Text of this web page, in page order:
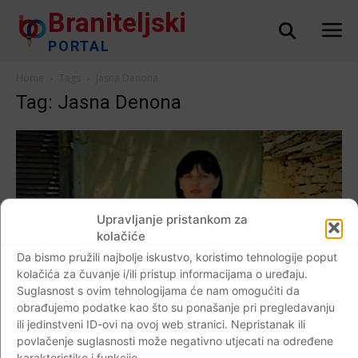
Upravljanje pristankom za
kolačiće
Da bismo pružili najbolje iskustvo, koristimo tehnologije poput
kolačića za čuvanje i/ili pristup informacijama o uređaju.
Suglasnost s ovim tehnologijama će nam omogućiti da
obrađujemo podatke kao što su ponašanje pri pregledavanju
ili jedinstveni ID-ovi na ovoj web stranici. Nepristanak ili
povlačenje suglasnosti može negativno utjecati na određene
Braniteljski
PORTAL
Tag: Jasna Denona
AKTUALNO